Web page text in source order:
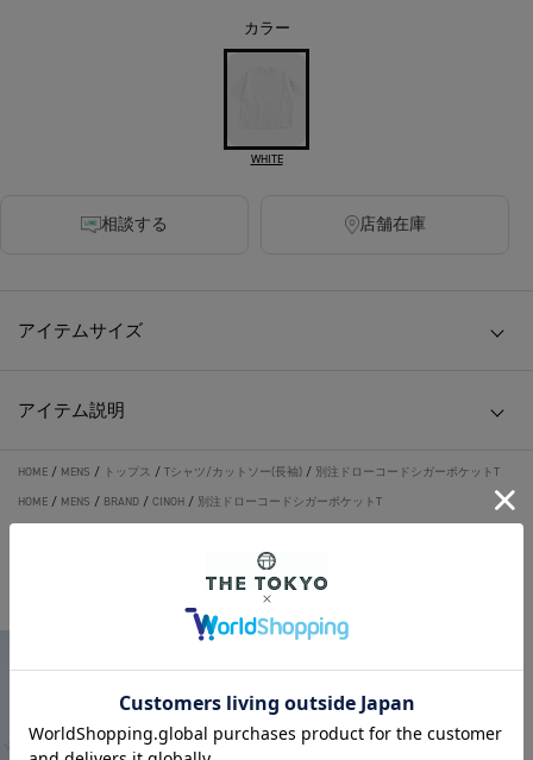
カラー
WHITE
相談する 店舗在庫
アイテムサイズ
アイテム説明
HOME / MENS / トップス / Tシャツ/カットソー(長袖) / 別注ドローコードシガーポケットT
HOME / MENS / BRAND / CINOH / 別注ドローコードシガーポケットT
THE TOKYO ORIGINAL ITEMS